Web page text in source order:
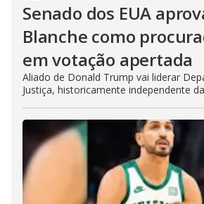
Senado dos EUA
Blanche como
em votação apertada
Aliado de Donald Trump vai liderar
Justiça, historicamente independente